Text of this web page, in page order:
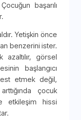
başarılı
Yetişkin önce
benzerini ister.
azaltılır, görsel
başlangıcı
etmek değil,
çocuk
etkileşim hissi